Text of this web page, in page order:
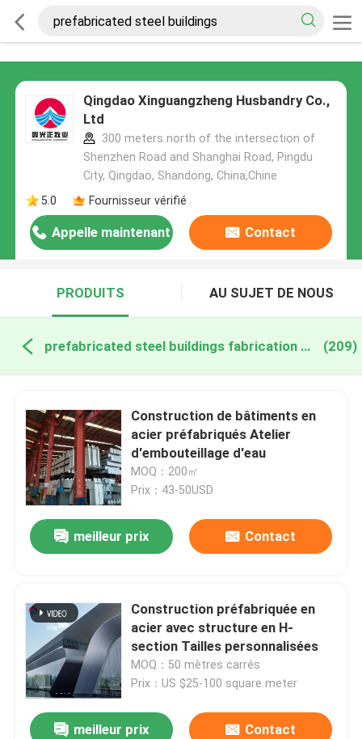
Qingdao Xinguangzheng Husbandry Co.,
Ltd
300 meters north of the intersection of
Shenzhen Road and Shanghai Road, Pingdu
City, Qingdao, Shandong, China,Chine
5.0
Fournisseur vérifié
Appelle maintenant Contact
PRODUITS AU SUJET DE NOUS
prefabricated steel buildings fabrication en ligne (209)
Construction de bâtiments en
acier préfabriqués Atelier
d'embouteillage d'eau
MOQ：200㎡
Prix：43-50USD
meilleur prix Contact
Construction préfabriquée en
acier avec structure en H-
section Tailles personnalisées
MOQ：50 mètres carrés
Prix：US $25-100 square meter
meilleur prix Contact